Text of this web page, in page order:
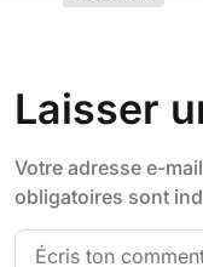
Laisser
Votre adresse e-
obligatoires sont